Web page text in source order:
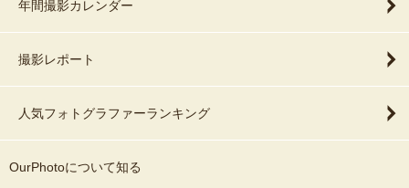
年間撮影カレンダー
撮影レポート
人気フォトグラファーランキング
OurPhotoについて知る